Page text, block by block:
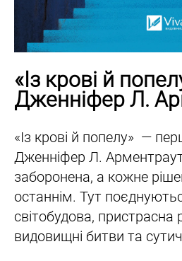
«Із крові й
Дженніфер Л.
«Із крові й попелу» —
Дженніфер Л.
заборонена, а кожне
останнім. Тут
світобудова, пристрасна
видовищні битви та